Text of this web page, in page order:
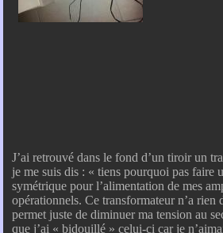
J’ai retrouvé dans le fond d’un tiroir un
je me suis dis : « tiens pourquoi pas faire
symétrique pour l’alimentation de mes
opérationnels. Ce transformateur n’a rien
permet juste de diminuer ma tension au
que j’ai « bidouillé » celui-ci car je